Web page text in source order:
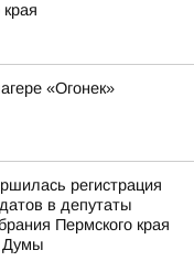
«Огонек»
регистрация
в депутаты
Пермского края
Думы